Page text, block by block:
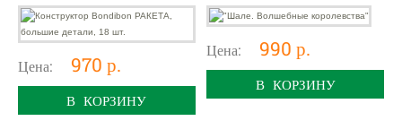
Цена: 970 р.
В КОРЗИНУ
Цена: 990 р.
В КОРЗИНУ